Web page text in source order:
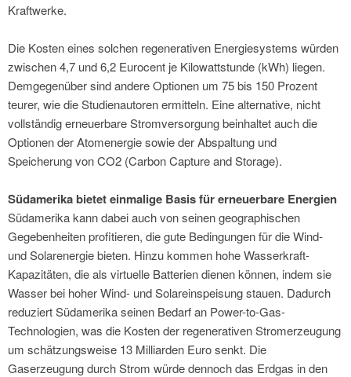
Kraftwerke.
Die Kosten eines solchen regenerativen Energiesystems würden
zwischen 4,7 und 6,2 Eurocent je Kilowattstunde (kWh) liegen.
Demgegenüber sind andere Optionen um 75 bis 150 Prozent
teurer, wie die Studienautoren ermitteln. Eine alternative, nicht
vollständig erneuerbare Stromversorgung beinhaltet auch die
Optionen der Atomenergie sowie der Abspaltung und
Speicherung von CO2 (Carbon Capture and Storage).
Südamerika bietet einmalige Basis für erneuerbare Energien
Südamerika kann dabei auch von seinen geographischen
Gegebenheiten profitieren, die gute Bedingungen für die Wind-
und Solarenergie bieten. Hinzu kommen hohe Wasserkraft-
Kapazitäten, die als virtuelle Batterien dienen können, indem sie
Wasser bei hoher Wind- und Solareinspeisung stauen. Dadurch
reduziert Südamerika seinen Bedarf an Power-to-Gas-
Technologien, was die Kosten der regenerativen Stromerzeugung
um schätzungsweise 13 Milliarden Euro senkt. Die
Gaserzeugung durch Strom würde dennoch das Erdgas in den